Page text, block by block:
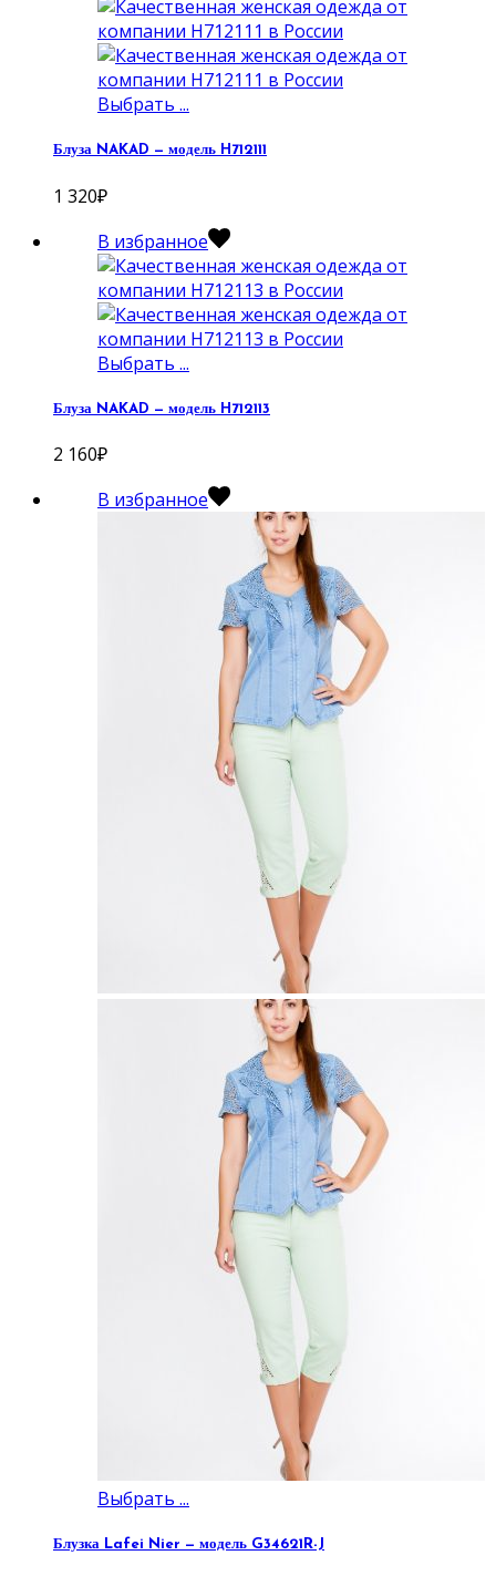
Выбрать ...
Блуза NAKAD — модель H712111
1 320₽
В избранное
Выбрать ...
Блуза NAKAD — модель H712113
2 160₽
В избранное
Выбрать ...
Блузка Lafei Nier — модель G34621R-J